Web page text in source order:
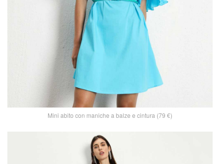
Mini abito con maniche a balze e cintura (79 €)